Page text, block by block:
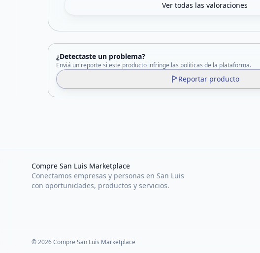
Ver todas las valoraciones
¿Detectaste un problema?
Enviá un reporte si este producto infringe las políticas de la plataforma.
Reportar producto
Compre San Luis Marketplace
Conectamos empresas y personas en San Luis
con oportunidades, productos y servicios.
©2026Compre San Luis Marketplace